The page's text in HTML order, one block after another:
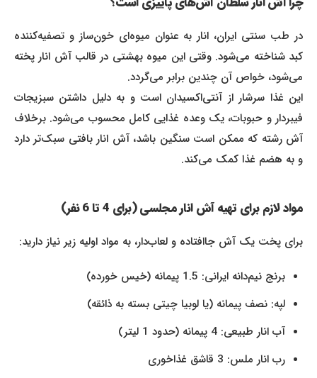
در طب سنتی ایران، انار به عنوان میوه‌ای خون‌ساز و تصفیه‌کننده
کبد شناخته می‌شود. وقتی این میوه بهشتی در قالب آش انار پخته
می‌شود، خواص آن چندین برابر می‌گردد.
این غذا سرشار از آنتی‌اکسیدان است و به دلیل داشتن سبزیجات
فیبردار و حبوبات، یک وعده غذایی کامل محسوب می‌شود. برخلاف
آش رشته که ممکن است سنگین باشد، آش انار بافتی سبک‌تر دارد
و به هضم غذا کمک می‌کند.
مواد لازم برای تهیه آش انار مجلسی (برای 4 تا 6 نفر)
برای پخت یک آش جاافتاده و لعاب‌دار، به مواد اولیه زیر نیاز دارید:
برنج نیم‌دانه ایرانی: 1.5 پیمانه (خیس خورده)
لپه: نصف پیمانه (یا لوبیا چیتی بسته به ذائقه)
آب انار طبیعی: 4 پیمانه (حدود 1 لیتر)
رب انار ملس: 3 قاشق غذاخوری